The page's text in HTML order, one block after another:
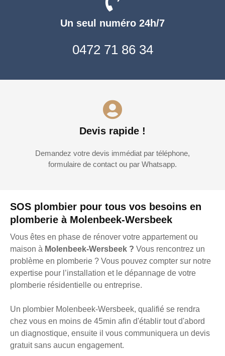
SOS plombier pour tous vos besoins en
plomberie à Molenbeek-Wersbeek
Vous êtes en phase de rénover votre appartement ou
maison à Molenbeek-Wersbeek ? Vous rencontrez un
problème en plomberie ? Vous pouvez compter sur notre
expertise pour l’installation et le dépannage de votre
plomberie résidentielle ou entreprise.
Un plombier Molenbeek-Wersbeek, qualifié se rendra
chez vous en moins de 45min afin d'établir tout d'abord
un diagnostique, ensuite il vous communiquera un devis
gratuit sans aucun engagement.
Un seul numéro 24h/7
0472 71 86 34
Devis rapide !
Demandez votre devis immédiat par téléphone,
formulaire de contact ou par Whatsapp.